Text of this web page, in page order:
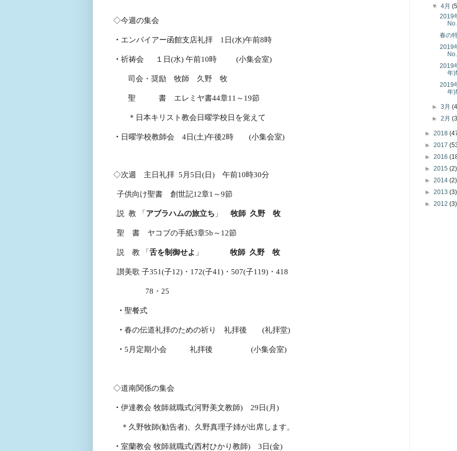
◇今週の集会
・ エンパイアー函館支店礼拝 1 日(水)午前8時
・ 祈祷会 １日(水) 午前10時 (小集会室)
司会・奨励 牧師 久野 牧
聖 書 エレミヤ書44章11 ～ 19節
＊日本キリスト教会日曜学校日を覚えて
・ 日曜学校教師会 4日(土)午後2時 (小集会室)
◇次週 主日礼拝 5 月 5 日(日) 午前10時30分
子供向け聖書 創世記12章1 ～9節
説 教 「 アブラハムの旅立ち 」 牧師 久野 牧
聖 書 ヤコブの手紙3章5b ～ 12節
説 教 「舌を制御せよ 」牧師 久野 牧
讃美歌 子351(子12) ・ 172(子41) ・ 507(子119) ・ 418
78 ・ 25
・ 聖餐式
・ 春の伝道礼拝のための祈り 礼拝後 (礼拝堂)
・ 5 月定期小会 礼拝後 (小集会室)
◇道南関係の集会
・ 伊達教会 牧師就職式(河野美文教師) 29 日(月 )
＊久野牧師(勧告者) 、久野真理子姉が出席します。
・ 室蘭教会 牧師就職式(西村ひかり教師) 3 日(金)
▼4月
2019
春の
2019
2019
年
2019
年
►3月
►2月
► 2018
► 2017
► 2016
► 2015 (2)
► 2014 (2)
► 2013 (3)
► 2012 (3)